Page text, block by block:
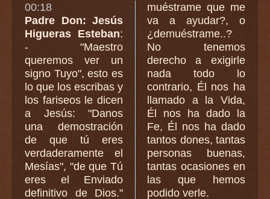
00:18
Padre Don: Jesús
Higueras Esteban:
- "Maestro
queremos ver un
signo Tuyo", esto es
lo que los escribas y
los fariseos le dicen
a Jesús: "Danos
una demostración
de que tú eres
verdaderamente el
Mesías", "de que Tú
eres el Enviado
definitivo de Dios."
muéstrame que me
va a ayudar?, o
¿demuéstrame..?
No tenemos
derecho a exigirle
nada todo lo
contrario, Él nos ha
llamado a la Vida,
Él nos ha dado la
Fe, Él nos ha dado
tantos dones, tantas
personas buenas,
tantas ocasiones en
las que hemos
podido verle.